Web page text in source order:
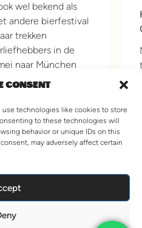
CONSENT
technologies like cookies to store
to these technologies will
behavior or unique IDs on this
may adversely affect certain
wel bekend als
andere bierfestival
trekken
in de
naar München
All Rights Reserved.